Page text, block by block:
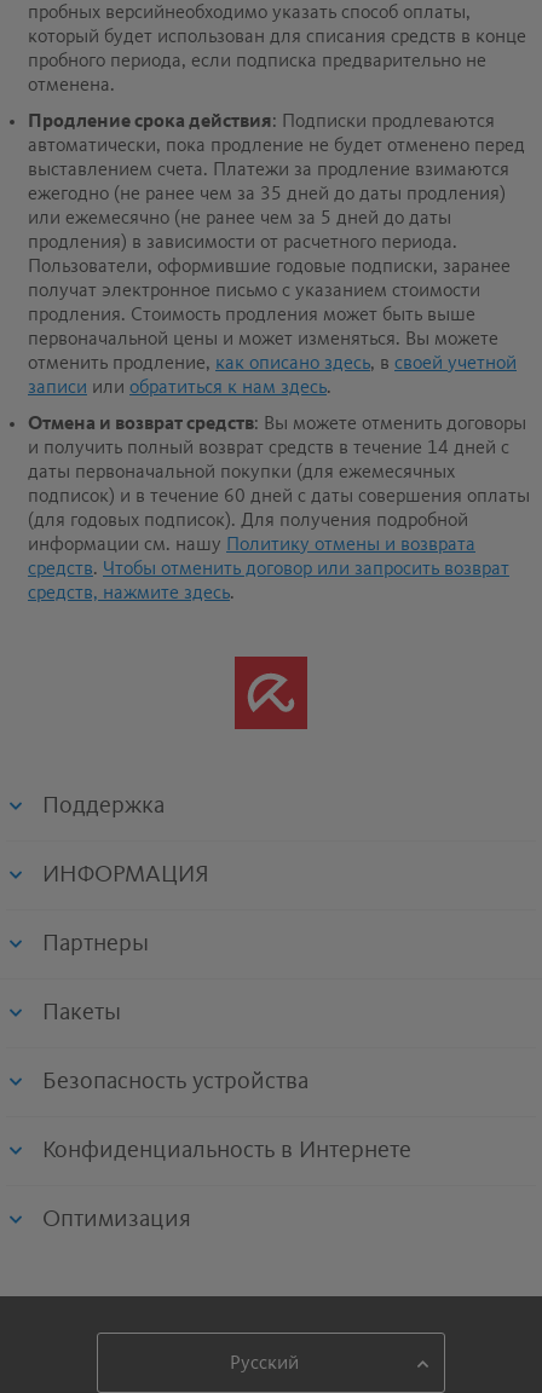
пробных версийнеобходимо указать способ оплаты,
который будет использован для списания средств в конце
пробного периода, если подписка предварительно не
отменена.
Продление срока действия: Подписки продлеваются
автоматически, пока продление не будет отменено перед
выставлением счета. Платежи за продление взимаются
ежегодно (не ранее чем за 35 дней до даты продления)
или ежемесячно (не ранее чем за 5 дней до даты
продления) в зависимости от расчетного периода.
Пользователи, оформившие годовые подписки, заранее
получат электронное письмо с указанием стоимости
продления. Стоимость продления может быть выше
первоначальной цены и может изменяться. Вы можете
отменить продление, как описано здесь, в своей учетной
записи или обратиться к нам здесь.
Отмена и возврат средств: Вы можете отменить договоры
и получить полный возврат средств в течение 14 дней с
даты первоначальной покупки (для ежемесячных
подписок) и в течение 60 дней с даты совершения оплаты
(для годовых подписок). Для получения подробной
информации см. нашу
Политику отмены и возврата
средств. Чтобы отменить договор или запросить возврат
средств, нажмите здесь.
Поддержка
ИНФОРМАЦИЯ
Партнеры
Пакеты
Безопасность устройства
Конфиденциальность в Интернете
Оптимизация